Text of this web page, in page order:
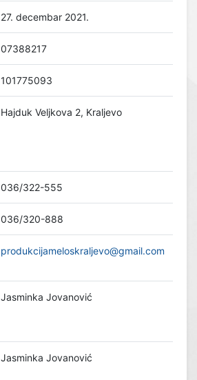
27. decembar 2021.
07388217
101775093
Hajduk Veljkova 2, Kraljevo
036/322-555
036/320-888
produkcijameloskraljevo@gmail.com
Jasminka Jovanović
Jasminka Jovanović